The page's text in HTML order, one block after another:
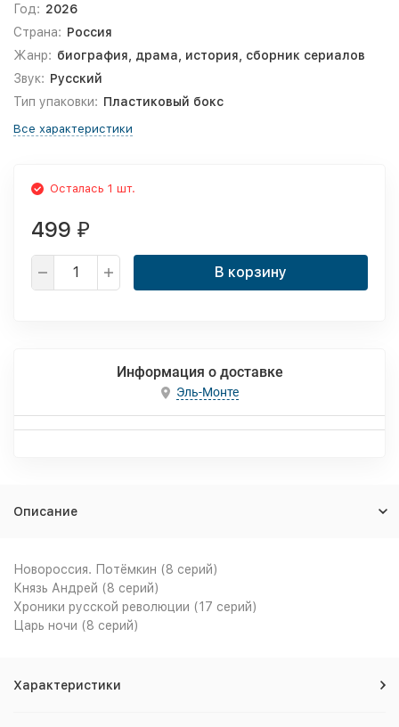
Год: 2026
Страна: Россия
Жанр: биография, драма, история, сборник сериалов
Звук: Русский
Тип упаковки: Пластиковый бокс
Все характеристики
Осталась 1 шт.
499 ₽
В корзину
Информация о доставке
Эль-Монте
Описание
Новороссия. Потёмкин (8 серий)
Князь Андрей (8 серий)
Хроники русской революции (17 серий)
Царь ночи (8 серий)
Характеристики